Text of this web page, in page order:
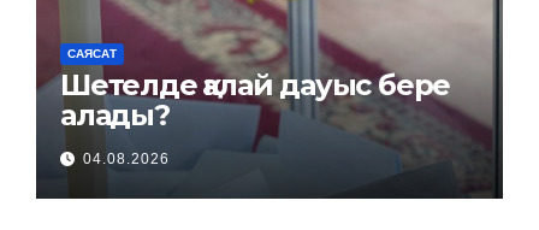
САЯСАТ
Шетелде қалай дауыс бере
алады?
04.08.2026